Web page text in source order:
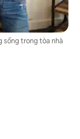
sống trong tòa nhà